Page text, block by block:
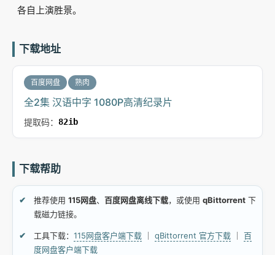
各自上演胜景。
下载地址
百度网盘 熟肉
全2集 汉语中字 1080P高清纪录片
提取码： 82ib
下载帮助
推荐使用 115网盘、 百度网盘离线下载，或使用 qBittorrent 下
载磁力链接。
工具下载： 115网盘客户端下载 qBittorrent 官方下载
百
度网盘客户端下载